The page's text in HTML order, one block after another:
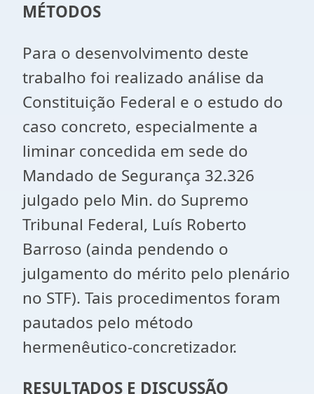
MÉTODOS
Para o desenvolvimento deste
trabalho foi realizado análise da
Constituição Federal e o estudo do
caso concreto, especialmente a
liminar concedida em sede do
Mandado de Segurança 32.326
julgado pelo Min. do Supremo
Tribunal Federal, Luís Roberto
Barroso (ainda pendendo o
julgamento do mérito pelo plenário
no STF). Tais procedimentos foram
pautados pelo método
hermenêutico-concretizador.
RESULTADOS E DISCUSSÃO